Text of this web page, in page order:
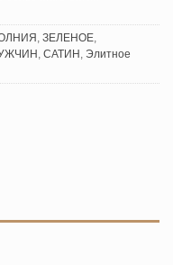
ЗЕЛЕНОЕ
САТИН
Элитное